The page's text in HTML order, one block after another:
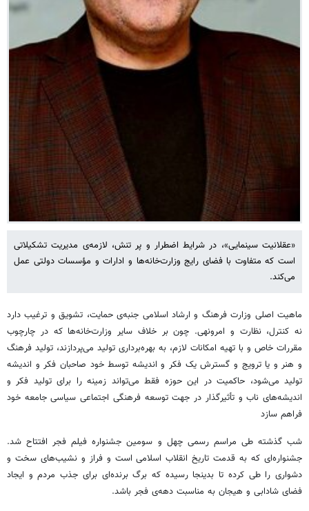
«عقلانیت سینمایی»، در شرایط اضطرار و پر تنش، لازمه‌ی مدیریت تشکیلاتی
است که متفاوت با فضای رایج وزارت‌خانه‌ها و ادارات و مؤسسات دولتی عمل
می‌کند.
ماهیت اصلی وزارت فرهنگ و ارشاد اسلامی جنبه‌ی حمایت، تشویق و ترغیب دارد
نه کنترل، نظارت و امرونهی. چون بر خلاف سایر وزارت‌خانه‌ها که در چارچوب
مقررات خاص و با تهیه امکانات لازم، به بهره‌برداری تولید می‌پردازند، تولید فرهنگ
و هنر و یا ترویج و گسترش یک فکر و اندیشه توسط خود صاحبان فکر و اندیشه
تولید می‌شود، حاکمیت در این حوزه فقط می‌تواند زمینه را برای تولید فکر و
اندیشه‌های ناب و تأثیرگذار در جهت توسعه فرهنگی اجتماعی سیاسی جامعه خود
فراهم سازد
شب گذشته طی مراسم رسمی چهل و سومین جشنواره فیلم فجر افتتاح شد.
جشنواره‌ای که به قدمت تاریخ انقلاب اسلامی است و فراز و نشیب‌های سخت و
دشواری را طی کرده تا بدینجا رسیده که برگ برنده‌ای برای جذب مردم و ایجاد
فضای شادابی و هیجان به مناسبت دهه‌ی فجر باشد.